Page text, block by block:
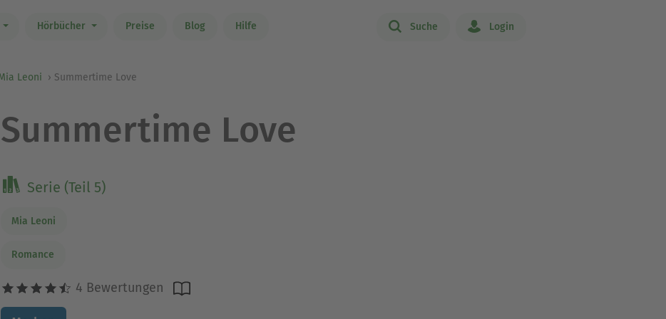
Hörbücher Preise Blog Hilfe Suche Login
Leoni Summertime Love
Summertime Love
Serie (Teil 5)
Mia Leoni
Romance
4 Bewertungen